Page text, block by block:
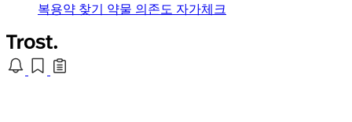
복용약 찾기 약물 의존도 자가체크